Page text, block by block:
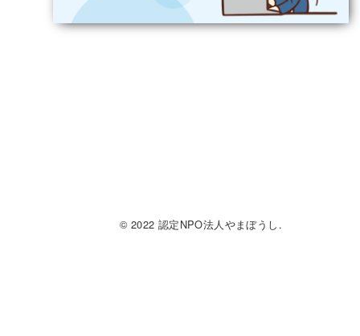
© 2022 認定NPO法人やまぼうし.